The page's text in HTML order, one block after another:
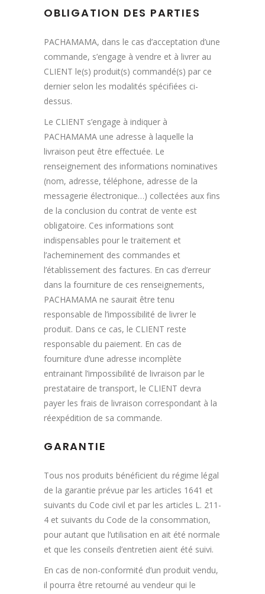
OBLIGATION DES PARTIES
PACHAMAMA, dans le cas d’acceptation d’une
commande, s’engage à vendre et à livrer au
CLIENT le(s) produit(s) commandé(s) par ce
dernier selon les modalités spécifiées ci-
dessus.
Le CLIENT s’engage à indiquer à
PACHAMAMA une adresse à laquelle la
livraison peut être effectuée. Le
renseignement des informations nominatives
(nom, adresse, téléphone, adresse de la
messagerie électronique…) collectées aux fins
de la conclusion du contrat de vente est
obligatoire. Ces informations sont
indispensables pour le traitement et
l’acheminement des commandes et
l’établissement des factures. En cas d’erreur
dans la fourniture de ces renseignements,
PACHAMAMA ne saurait être tenu
responsable de l’impossibilité de livrer le
produit. Dans ce cas, le CLIENT reste
responsable du paiement. En cas de
fourniture d’une adresse incomplète
entrainant l’impossibilité de livraison par le
prestataire de transport, le CLIENT devra
payer les frais de livraison correspondant à la
réexpédition de sa commande.
GARANTIE
Tous nos produits bénéficient du régime légal
de la garantie prévue par les articles 1641 et
suivants du Code civil et par les articles L. 211-
4 et suivants du Code de la consommation,
pour autant que l’utilisation en ait été normale
et que les conseils d’entretien aient été suivi.
En cas de non-conformité d’un produit vendu,
il pourra être retourné au vendeur qui le